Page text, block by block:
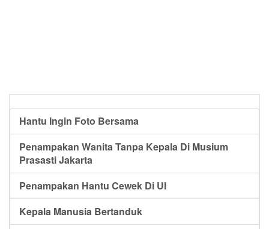
Hantu Ingin Foto Bersama
Penampakan Wanita Tanpa Kepala Di Musium
Prasasti Jakarta
Penampakan Hantu Cewek Di UI
Kepala Manusia Bertanduk